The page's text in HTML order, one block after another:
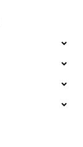



